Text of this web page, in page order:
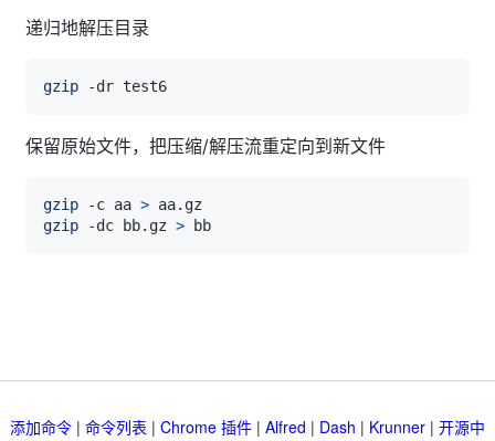
递归地解压目录
gzip
保留原始文件，把压缩/解压流重定向到新文件
gzip -c aa >
gzip -dc bb.gz >
添加命令 | 命令列表 | Chrome 插件 | Alfred | Dash | Krunner | 开源中